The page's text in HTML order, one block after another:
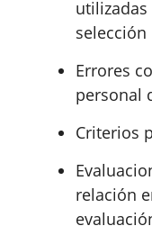
selección
Errores
personal
Criterios
relación